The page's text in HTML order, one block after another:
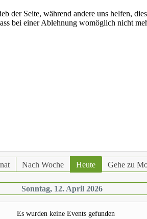
Nach Woche Heute Gehe zu
Sonntag, 12. April 2026
Es wurden keine Events gefunden
der Seite, während andere uns helfen,
bei einer Ablehnung womöglich nicht